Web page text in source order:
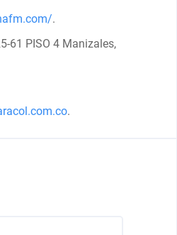
.
61 PISO 4 Manizales,
.